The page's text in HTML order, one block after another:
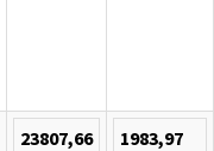
23807,66 1983,97